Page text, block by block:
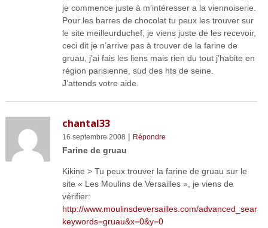
je commence juste à m’intéresser a la viennoiserie.
Pour les barres de chocolat tu peux les trouver sur
le site meilleurduchef, je viens juste de les recevoir,
ceci dit je n’arrive pas à trouver de la farine de
gruau, j’ai fais les liens mais rien du tout j’habite en
région parisienne, sud des hts de seine.
J’attends votre aide.
chantal33
16 septembre 2008 | Répondre
Farine de gruau
Kikine > Tu peux trouver la farine de gruau sur le
site « Les Moulins de Versailles », je viens de
vérifier:
http://www.moulinsdeversailles.com/
keywords=gruau&x=0&y=0